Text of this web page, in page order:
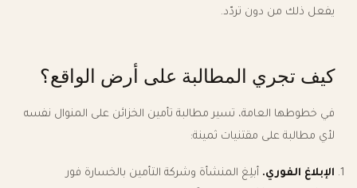
يفعل ذلك من دون تردّد.
كيف تجري المطالبة على أرض الواقع؟
في خطوطها العامة، تسير مطالبة تأمين الخزائن على المنوال نفسه
لأي مطالبة على مقتنيات ثمينة:
الإبلاغ الفوري. أبلِغ المنشأة وشركة التأمين بالخسارة فور